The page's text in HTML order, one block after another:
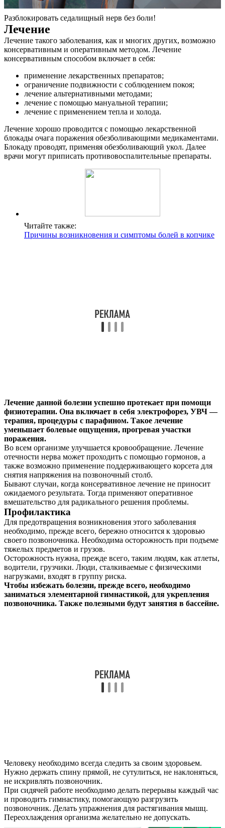
Разблокировать седалищный нерв без боли!
Лечение
Лечение такого заболевания, как и многих других, возможно
консервативным и оперативным методом. Лечение
консервативным способом включает в себя:
применение лекарственных препаратов;
ограничение подвижности с соблюдением покоя;
лечение альтернативными методами;
лечение с помощью мануальной терапии;
лечение с применением тепла и холода.
Лечение хорошо проводится с помощью лекарственной
блокады очага поражения обезболивающими медикаментами.
Блокаду проводят, применяя обезболивающий укол. Далее
врачи могут приписать противовоспалительные препараты.
Читайте также:
Причины возникновения и симптомы болей в копчике
Лечение данной болезни успешно протекает при помощи
физиотерапии. Она включает в себя электрофорез, УВЧ —
терапия, процедуры с парафином. Такое лечение
уменьшает болевые ощущения, прогревая участки
поражения.
Во всем организме улучшается кровообращение. Лечение
отечности нерва может проходить с помощью гормонов, а
также возможно применение поддерживающего корсета для
снятия напряжения на позвоночный столб.
Бывают случаи, когда консервативное лечение не приносит
ожидаемого результата. Тогда применяют оперативное
вмешательство для радикального решения проблемы.
Профилактика
Для предотвращения возникновения этого заболевания
необходимо, прежде всего, бережно относится к здоровью
своего позвоночника. Необходима осторожность при подъеме
тяжелых предметов и грузов.
Осторожность нужна, прежде всего, таким людям, как атлеты,
водители, грузчики. Люди, сталкиваемые с физическими
нагрузками, входят в группу риска.
Чтобы избежать болезни, прежде всего, необходимо
заниматься элементарной гимнастикой, для укрепления
позвоночника. Также полезными будут занятия в бассейне.
Человеку необходимо всегда следить за своим здоровьем.
Нужно держать спину прямой, не сутулиться, не наклоняться,
не искривлять позвоночник.
При сидячей работе необходимо делать перерывы каждый час
и проводить гимнастику, помогающую разгрузить
позвоночник. Делать упражнения для растягивания мышц.
Переохлаждения организма желательно не допускать.